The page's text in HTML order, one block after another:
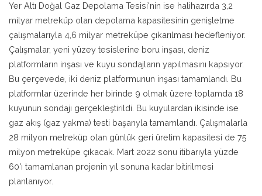
Yer Altı Doğal Gaz Depolama Tesisi'nin ise halihazırda 3,2
milyar metreküp olan depolama kapasitesinin genişletme
çalışmalarıyla 4,6 milyar metreküpe çıkarılması hedefleniyor.
Çalışmalar, yeni yüzey tesislerine boru inşası, deniz
platformların inşası ve kuyu sondajların yapılmasını kapsıyor.
Bu çerçevede, iki deniz platformunun inşası tamamlandı. Bu
platformlar üzerinde her birinde 9 olmak üzere toplamda 18
kuyunun sondajı gerçekleştirildi. Bu kuyulardan ikisinde ise
gaz akış (gaz yakma) testi başarıyla tamamlandı. Çalışmalarla
28 milyon metreküp olan günlük geri üretim kapasitesi de 75
milyon metreküpe çıkacak. Mart 2022 sonu itibarıyla yüzde
60'ı tamamlanan projenin yıl sonuna kadar bitirilmesi
planlanıyor.